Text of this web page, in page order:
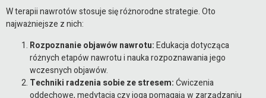
W terapii nawrotów stosuje się różnorodne strategie. Oto
najważniejsze z nich:
Rozpoznanie objawów nawrotu:Edukacja dotycząca
różnych etapów nawrotu i nauka rozpoznawania jego
wczesnych objawów.
Techniki radzenia sobie ze stresem:Ćwiczenia
oddechowe, medytacja czy joga pomagają w zarządzaniu